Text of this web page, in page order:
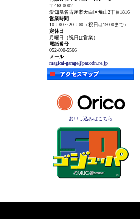
〒468-0002
愛知県名古屋市天白区焼山2丁目1816
営業時間
10：00～20：00（祝日は19:00まで）
定休日
月曜日（祝日は営業）
電話番号
052-800-5566
メール
magical-garage@par.odn.ne.jp
お申し込みはこちら